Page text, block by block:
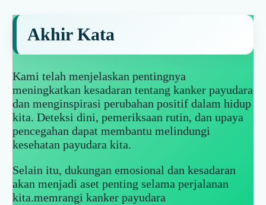
Akhir Kata
Kami telah menjelaskan pentingnya
meningkatkan kesadaran tentang kanker payudara
dan menginspirasi perubahan positif dalam hidup
kita. Deteksi dini, pemeriksaan rutin, dan upaya
pencegahan dapat membantu melindungi
kesehatan payudara kita.
Selain itu, dukungan emosional dan kesadaran
akan menjadi aset penting selama perjalanan
kita.memrangi kanker payudara